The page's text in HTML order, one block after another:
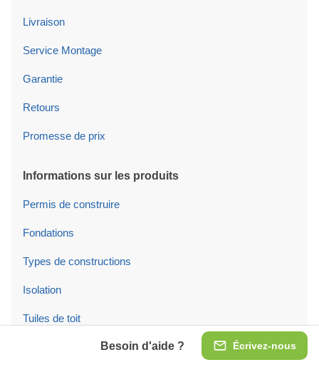
Écrivez-nous
Besoin d'aide ?
Livraison
Service Montage
Garantie
Retours
Promesse de prix
Informations sur les produits
Permis de construire
Fondations
Types de constructions
Isolation
Tuiles de toit